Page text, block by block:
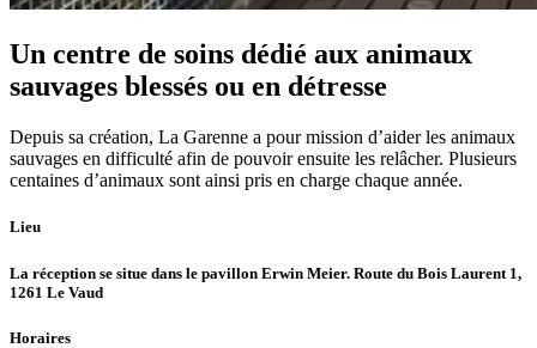
Un centre de soins dédié aux animaux
sauvages blessés ou en détresse
Depuis sa création, La Garenne a pour mission d’aider les animaux
sauvages en difficulté afin de pouvoir ensuite les relâcher. Plusieurs
centaines d’animaux sont ainsi pris en charge chaque année.
Lieu
La réception se situe dans le pavillon Erwin Meier. Route du Bois Laurent 1,
1261 Le Vaud
Horaires